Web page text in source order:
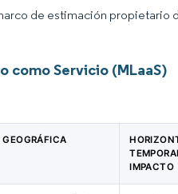
de estimación propietario
como Servicio (MLaaS)
IMPACTO